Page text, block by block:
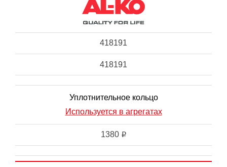
418191
418191
Уплотнительное кольцо
Используется в агрегатах
1380 i